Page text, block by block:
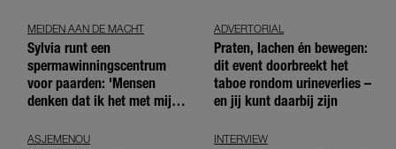
MEIDEN AAN DE MACHT
Sylvia runt een
spermawinningscentrum
voor paarden: 'Mensen
denken dat ik het met mijn
ADVERTORIAL
Praten, lachen én bewegen:
dit event doorbreekt het
taboe rondom urineverlies –
en jij kunt daarbij zijn
ASJEMENOU INTERVIEW